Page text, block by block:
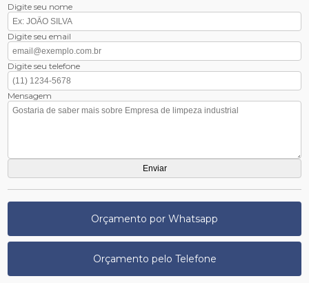
Digite seu nome
Digite seu email
Digite seu telefone
Mensagem
Orçamento por Whatsapp
Orçamento pelo Telefone